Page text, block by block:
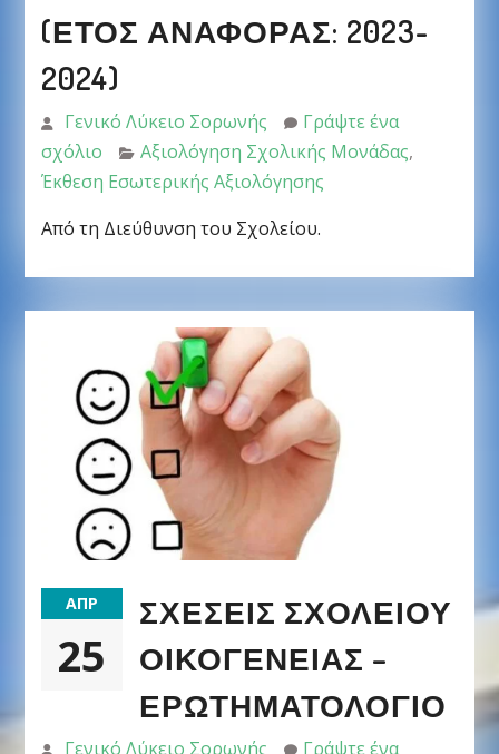
(ΈΤΟΣ ΑΝΑΦΟΡΆΣ: 2023-
2024)
Γενικό Λύκειο Σορωνής
Γράψτε ένα
σχόλιο
Αξιολόγηση Σχολικής Μονάδας,
Έκθεση Εσωτερικής Αξιολόγησης
Από τη Διεύθυνση του Σχολείου.
ΑΠΡ
25
ΣΧΈΣΕΙΣ ΣΧΟΛΕΊΟΥ
ΟΙΚΟΓΈΝΕΙΑΣ –
ΕΡΩΤΗΜΑΤΟΛΟΓΙΟ
Γενικό Λύκειο Σορωνής
Γράψτε ένα